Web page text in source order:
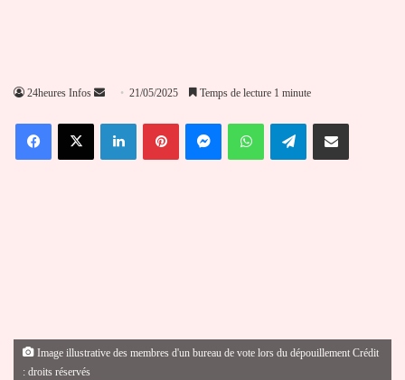
24heures Infos
Envoyer
courriel
21/05/2025 Temps de lecture 1 minute
FacebookX LinkedinPinterestMessengerWhatsAppTelegramPartager par email
Image illustrative des membres d'un bureau de vote lors du dépouillement Crédit
: droits réservés